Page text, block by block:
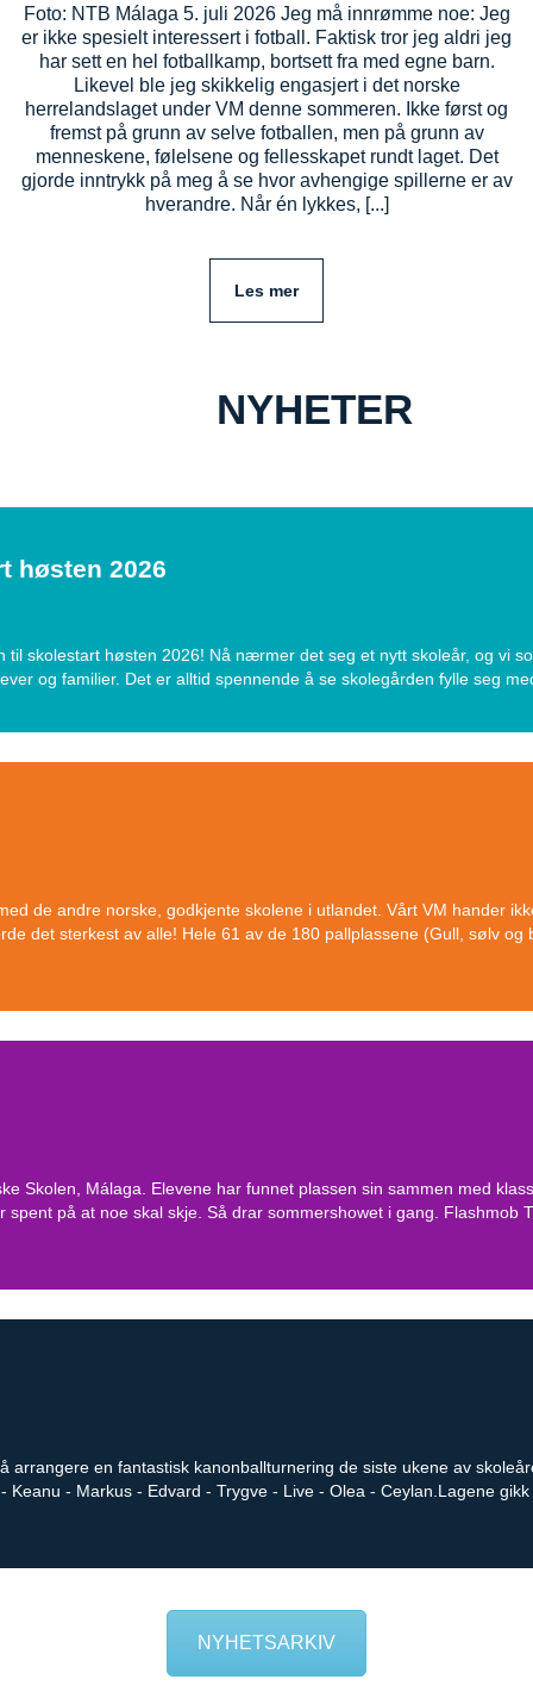
Foto: NTB Málaga 5. juli 2026 Jeg må innrømme noe: Jeg
er ikke spesielt interessert i fotball. Faktisk tror jeg aldri jeg
har sett en hel fotballkamp, bortsett fra med egne barn.
Likevel ble jeg skikkelig engasjert i det norske
herrelandslaget under VM denne sommeren. Ikke først og
fremst på grunn av selve fotballen, men på grunn av
menneskene, følelsene og fellesskapet rundt laget. Det
gjorde inntrykk på meg å se hvor avhengige spillerne er av
hverandre. Når én lykkes, [...]
Les mer
NYHETER
høsten 2026
skolestart høsten 2026! Nå nærmer det seg et nytt skoleår, og vi
og familier. Det er alltid spennende å se skolegården fylle seg
de andre norske, godkjente skolene i utlandet. Vårt VM hander
det sterkest av alle! Hele 61 av de 180 pallplassene (Gull, sølv
Skolen, Málaga. Elevene har funnet plassen sin sammen med
på at noe skal skje. Så drar sommershowet i gang. Flashmob
arrangere en fantastisk kanonballturnering de siste ukene av
Keanu - Markus - Edvard - Trygve - Live - Olea - Ceylan.Lagene
NYHETSARKIV